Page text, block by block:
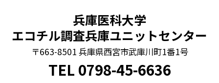
兵庫医科大学
エコチル調査兵庫ユニットセンター
〒663-8501 兵庫県西宮市武庫川町1番1号
TEL 0798-45-6636